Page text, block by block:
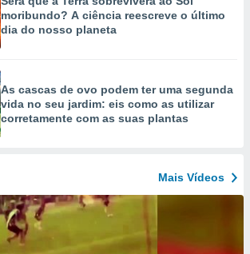
moribundo? A ciência reescreve o último
dia do nosso planeta
As cascas de ovo podem ter uma segunda
vida no seu jardim: eis como as utilizar
corretamente com as suas plantas
Mais Vídeos